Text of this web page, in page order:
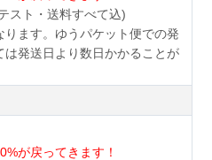
スト・送料すべて込)
ます。ゆうパケット便での発
発送日より数日かかることが
が戻ってきます！